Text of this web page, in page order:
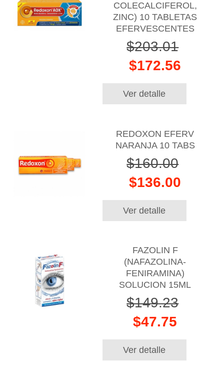
COLECALCIFEROL,
ZINC) 10 TABLETAS
EFERVESCENTES
$203.01
$172.56
Ver detalle
REDOXON EFERV
NARANJA 10 TABS
$160.00
$136.00
Ver detalle
FAZOLIN F
(NAFAZOLINA-
FENIRAMINA)
SOLUCION 15ML
$149.23
$47.75
Ver detalle